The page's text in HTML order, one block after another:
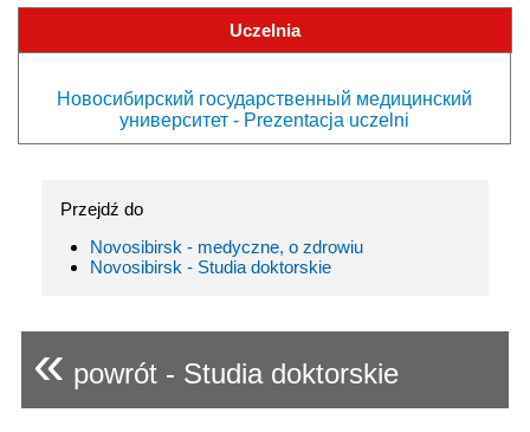
Uczelnia
Новосибирский государственный медицинский
университет - Prezentacja uczelni
Przejdź do
Novosibirsk - medyczne, o zdrowiu
Novosibirsk - Studia doktorskie
« powrót - Studia doktorskie